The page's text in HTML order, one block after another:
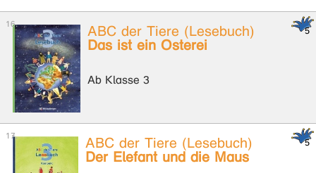
ABC der Tiere (Lesebuch)
Das ist ein Osterei
Ab Klasse 3
ABC der Tiere (Lesebuch)
Der Elefant und die Maus